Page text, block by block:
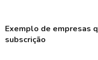
Exemplo de empresas
subscrição